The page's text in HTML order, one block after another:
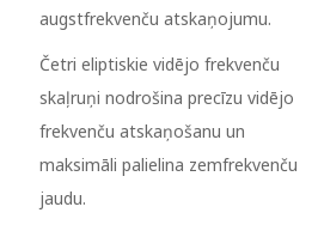
augstfrekvenču atskaņojumu.
Četri eliptiskie vidējo frekvenču
skaļruņi nodrošina precīzu vidējo
frekvenču atskaņošanu un
maksimāli palielina zemfrekvenču
jaudu.